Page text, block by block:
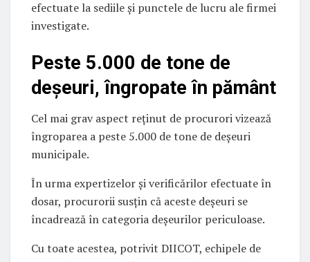
efectuate la sediile și punctele de lucru ale firmei
investigate.
Peste 5.000 de tone de
deșeuri, îngropate în pământ
Cel mai grav aspect reținut de procurori vizează
îngroparea a peste 5.000 de tone de deșeuri
municipale.
În urma expertizelor și verificărilor efectuate în
dosar, procurorii susțin că aceste deșeuri se
încadrează în categoria deșeurilor periculoase.
Cu toate acestea, potrivit DIICOT, echipele de